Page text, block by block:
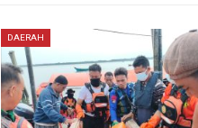
DAERAH